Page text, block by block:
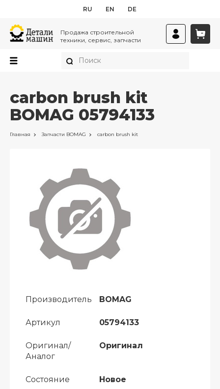
RU EN DE
Продажа строительной
техники, сервис, запчасти
carbon brush kit
BOMAG 05794133
Главная Запчасти BOMAG carbon brush kit
Производитель BOMAG
Артикул 05794133
Оригинал/
Аналог
Оригинал
Состояние Новое